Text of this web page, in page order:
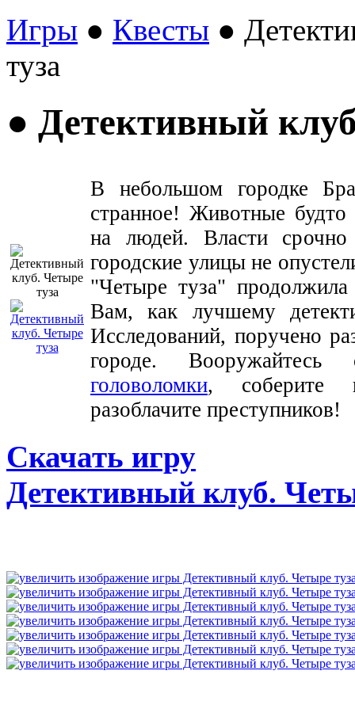
Игры ● Квесты ●
туза
● Детективный
В небольшом городке
странное! Животные будто
на людей. Власти срочно
городские улицы не
"Четыре туза"
Вам, как лучшему
Исследований, поручено
городе. Вооружайтесь
головоломки, соберите
разоблачите преступников!
Скачать игру
Детективный клуб.